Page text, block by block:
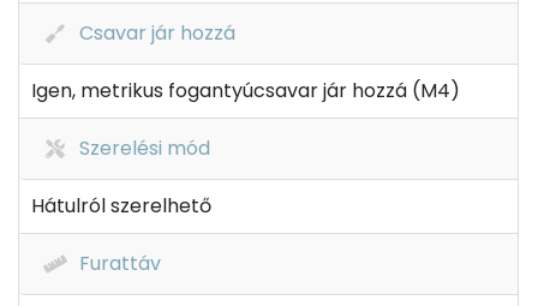
Csavar jár hozzá
Igen, metrikus fogantyúcsavar jár hozzá (M4)
Szerelési mód
Hátulról szerelhető
Furattáv